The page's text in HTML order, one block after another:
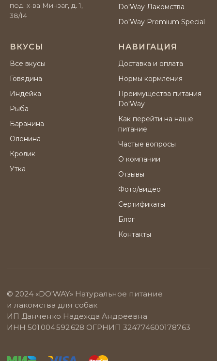
под. х-ва Минзаг, д. 1,
38/14
Do'Way Лакомства
Do'Way Premium Special
ВКУСЫ
Все вкусы
Говядина
Индейка
Рыба
Баранина
Оленина
Кролик
Утка
НАВИГАЦИЯ
Доставка и оплата
Нормы кормления
Преимущества питания
Do'Way
Как перейти на наше
питание
Частые вопросы
О компании
Отзывы
Фото/видео
Сертификаты
Блог
Контакты